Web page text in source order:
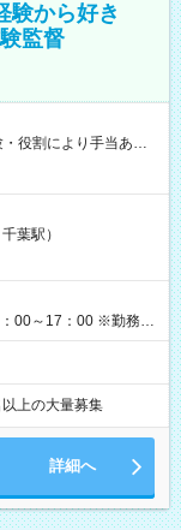
験から好き
監督
い）オプションあ
どで給与の一部を受け
1時間） 時給1,300円
割により時給＋100
憩なし） 時給1,300
交通費 【試用期
葉駅）
00～17：00 ※勤務時
上の大量募集
詳細へ